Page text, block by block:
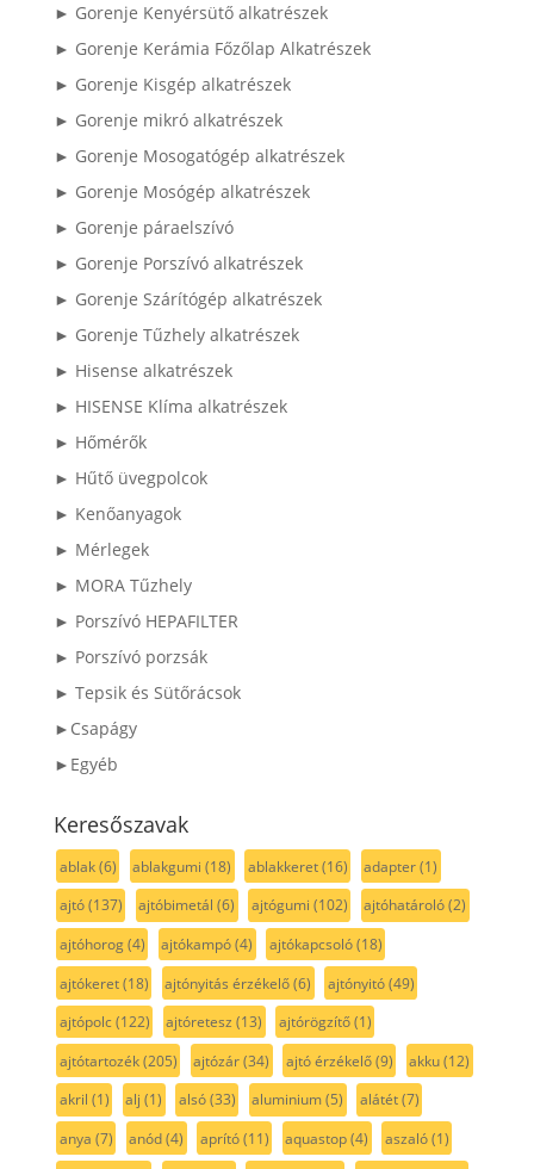
► Gorenje Kenyérsütő alkatrészek
► Gorenje Kerámia Főzőlap Alkatrészek
► Gorenje Kisgép alkatrészek
► Gorenje mikró alkatrészek
► Gorenje Mosogatógép alkatrészek
► Gorenje Mosógép alkatrészek
► Gorenje páraelszívó
► Gorenje Porszívó alkatrészek
► Gorenje Szárítógép alkatrészek
► Gorenje Tűzhely alkatrészek
► Hisense alkatrészek
► HISENSE Klíma alkatrészek
► Hőmérők
► Hűtő üvegpolcok
► Kenőanyagok
► Mérlegek
► MORA Tűzhely
► Porszívó HEPAFILTER
► Porszívó porzsák
► Tepsik és Sütőrácsok
►Csapágy
►Egyéb
Keresőszavak
ablak(6) ablakgumi (18) ablakkeret(16) adapter(1)
ajtó(137) ajtóbimetál (6) ajtógumi (102) ajtóhatároló(2)
ajtóhorog(4) ajtókampó(4) ajtókapcsoló(18)
ajtókeret(18) ajtónyitás érzékelő(6) ajtónyitó(49)
ajtópolc(122) ajtóretesz (13) ajtórögzítő(1)
ajtótartozék(205) ajtózár(34) ajtó érzékelő(9) akku(12)
akril (1) alj (1) alsó(33) aluminium(5) alátét(7)
anya (7) anód(4) aprító(11) aquastop(4) aszaló(1)